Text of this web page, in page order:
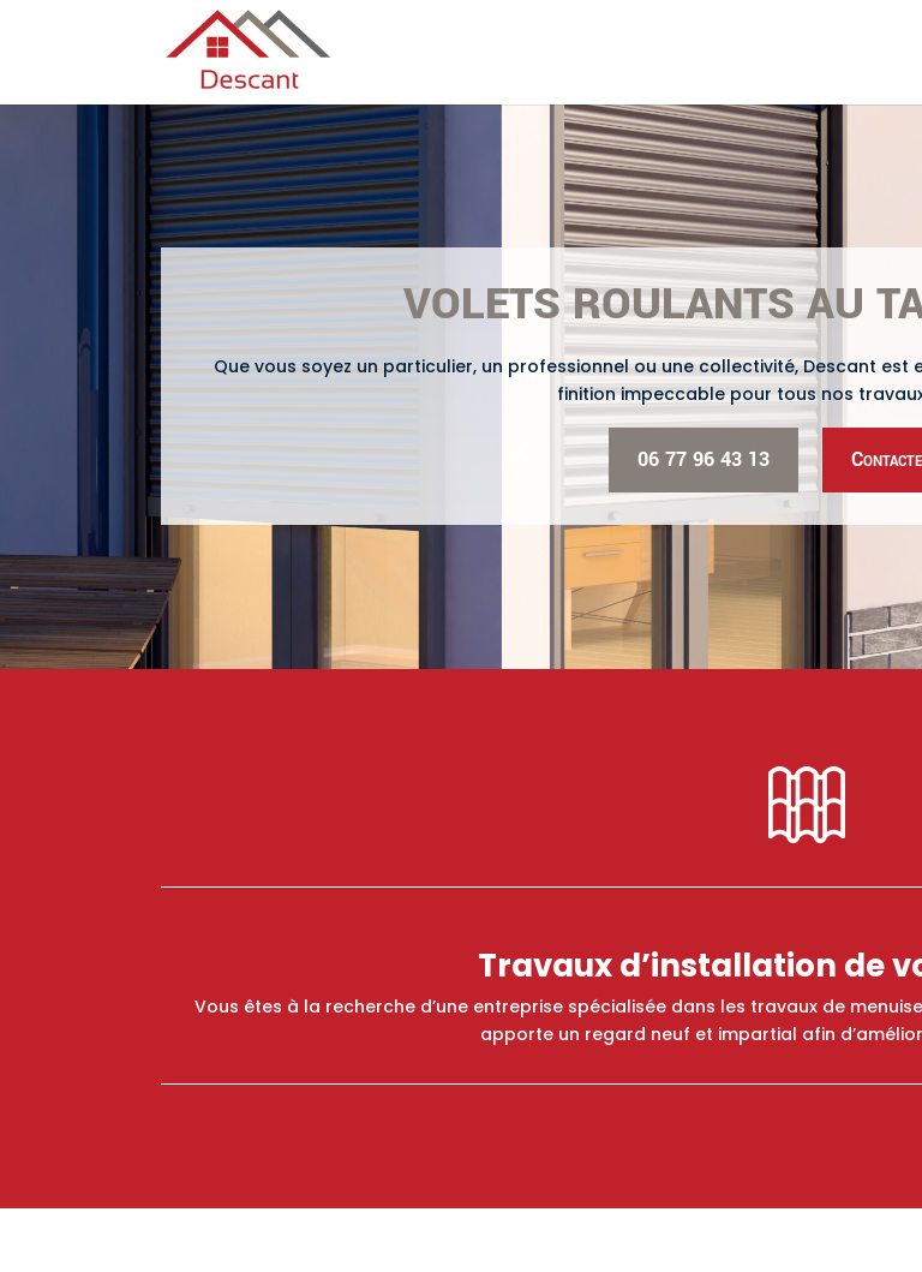
VOLETS ROULANTS AU
Que vous soyez un particulier, un professionnel ou une collectivité, Descant
finition impeccable pour tous nos
06 77 96 43 13
Travaux d’installation de
Vous êtes à la recherche d’une entreprise spécialisée dans les travaux de
apporte un regard neuf et impartial afin